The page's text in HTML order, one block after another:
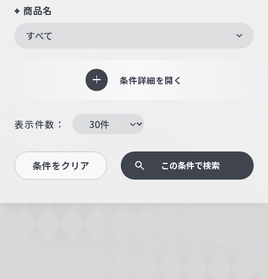
商品名
すべて
条件詳細を開く
表示件数：
条件をクリア この条件で検索